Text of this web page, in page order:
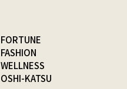
FORTUNE
FASHION
WELLNESS
OSHI-KATSU